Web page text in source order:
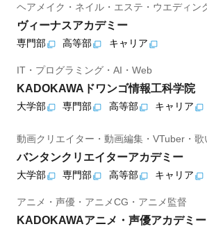
ヘアメイク・ネイル・エステ・ウエディン
ヴィーナスアカデミー
専門部 高等部 キャリア
IT・プログラミング・AI・Web
KADOKAWAドワンゴ情報工科学院
大学部 専門部 高等部 キャリア
動画クリエイター・動画編集・VTuber・歌
バンタンクリエイターアカデミー
大学部 専門部 高等部 キャリア
アニメ・声優・アニメCG・アニメ監督
KADOKAWAアニメ・声優アカデミー